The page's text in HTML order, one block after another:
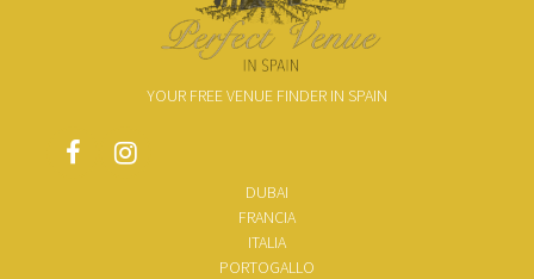
YOUR FREE VENUE FINDER IN SPAIN
DUBAI
FRANCIA
ITALIA
PORTOGALLO